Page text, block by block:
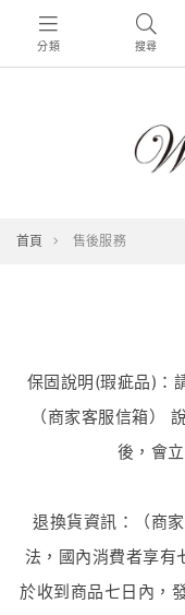
分類 搜尋
首頁 售後服務
保固說明(瑕疵品)：
（商家客服信箱）
後，會
退換貨資訊：（商
法，國內消費者享有
於收到商品七日內，